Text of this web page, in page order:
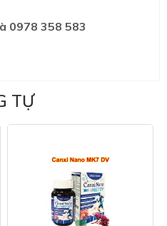
0978 358 583
TỰ